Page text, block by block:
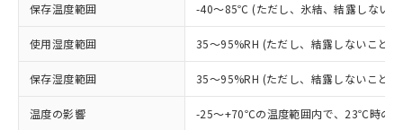
保存温度範囲 -40～85℃ (ただし、氷結、結露しない
使用湿度範囲 35～95%RH (ただし、結露しないこと)
保存湿度範囲 35～95%RH (ただし、結露しないこと)
温度の影響 -25～+70℃の温度範囲内で、23℃時の
ご利用条件
以下の条件をお読みいただき、同意のうえ
対応予定：EU RoHS指令（10物質）の非含
商品です。
対応予定なし：EU RoHS指令（10物質）の
非含有に非対応の商品で、対応品を出す予
定はありません。